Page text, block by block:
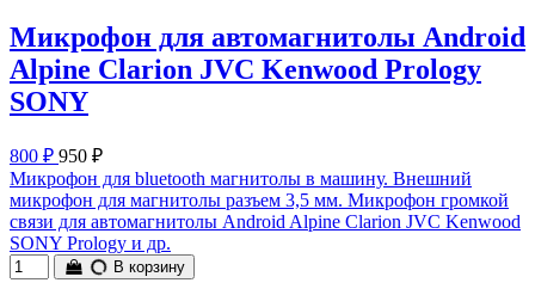
Микрофон для автомагнитолы Android
Alpine Clarion JVC Kenwood Prology
SONY
800 ₽ 950 ₽
Микрофон для bluetooth магнитолы в машину. Внешний
микрофон для магнитолы разъем 3,5 мм. Микрофон громкой
связи для автомагнитолы Android Alpine Clarion JVC Kenwood
SONY Prology и др.
В корзину